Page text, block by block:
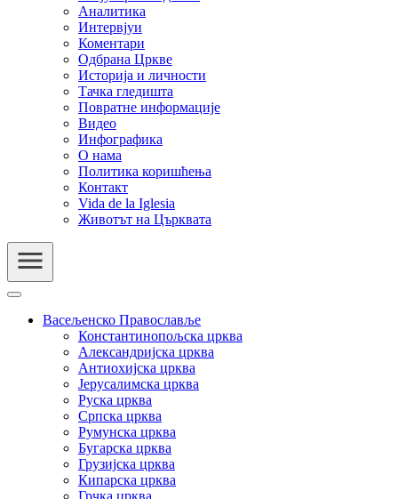
Аналитика
Интервјуи
Коментари
Одбрана Цркве
Историја и личности
Тачка гледишта
Повратне информације
Видео
Инфографика
О нама
Политика коришћења
Контакт
Vida de la Iglesia
Животът на Църквата
Васељенско Православље
Константинопољска црква
Александријска црква
Антиохијска црква
Јерусалимска црква
Руска црква
Српска црква
Румунска црква
Бугарска црква
Грузијска црква
Кипарска црква
Грчка црква